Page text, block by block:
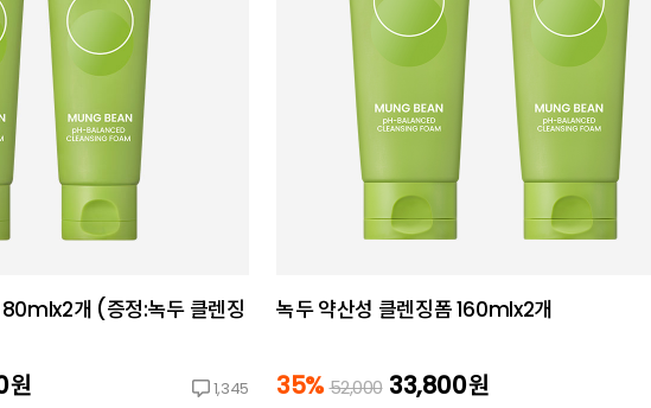
개 (증정:녹두 클렌징
원 1,345
녹두 약산성 클렌징폼 160mlx2개
35% 52,000 33,800원